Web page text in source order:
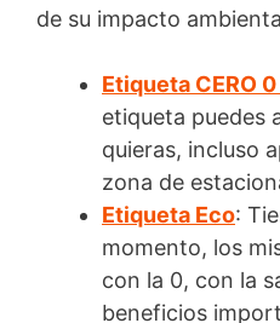
de su impacto
Etiqueta CERO
etiqueta puedes
quieras, incluso
zona de
Etiqueta Eco:
momento, los
con la 0, con la
beneficios